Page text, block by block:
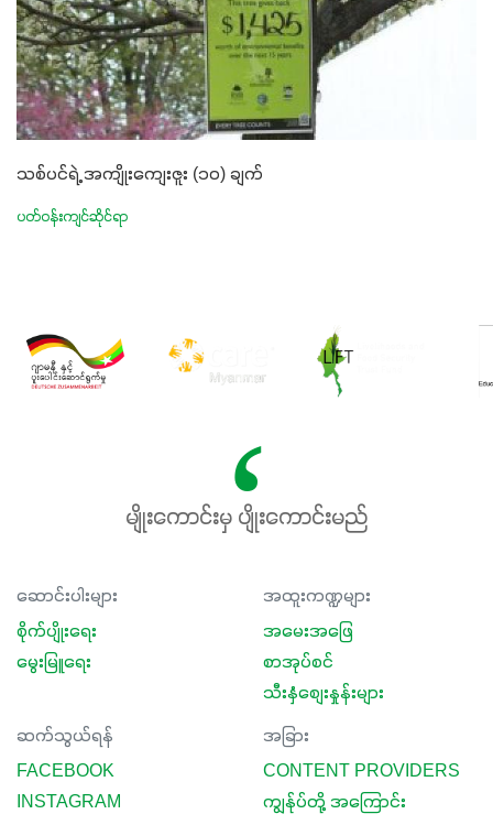
သစ်ပင်ရဲ့ အကျိုးကျေးဇူး (၁၀) ချက်
ပတ်ဝန်းကျင်ဆိုင်ရာ
မျိုးကောင်းမှ ပျိုးကောင်းမည်
ဆောင်းပါးများ
စိုက်ပျိုးရေး
မွေးမြူရေး
အထူးကဏ္ဍများ
အမေးအဖြေ
စာအုပ်စင်
သီးနှံစျေးနှုန်းများ
ဆက်သွယ်ရန်
FACEBOOK
INSTAGRAM
အခြား
CONTENT PROVIDERS
ကျွန်ုပ်တို့ အကြောင်း